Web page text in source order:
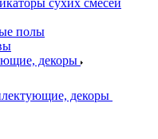
сухих смесей
полы
декоры
декоры